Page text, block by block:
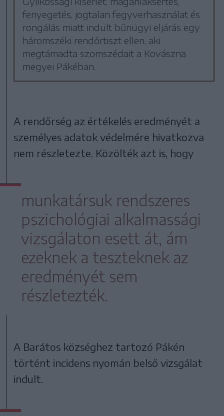
fenyegetés, jogtalan fegyverhasználat és
rongálás miatt indult bűnügyi eljárás egy
háromszéki rendőrtiszt ellen, aki
megtámadta szomszédait a Kovászna
megyei Pákéban.
A rendőrség az értékelés eredményét a
személyes adatok védelmére hivatkozva
nem részletezte. Közölték azt is, hogy
munkatársuk rendszeres
pszichológiai alkalmassági
vizsgálaton esett át, ám
ezeknek a teszteknek az
eredményét sem
részletezték.
A Barátos községhez tartozó Pákén
történt incidens nyomán belső vizsgálat
indult.